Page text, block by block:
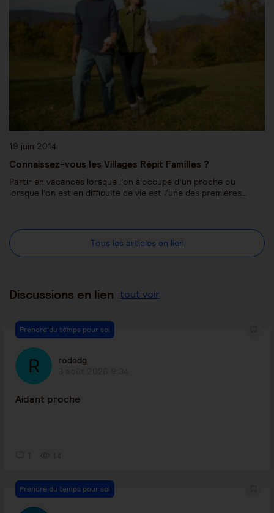
19 juin 2014
Connaissez-vous les Villages Répit Familles ?
Partir en vacances lorsque l’on s’occupe d’un proche ou
lorsque l’on est en difficulté de vie est l’une des premières…
Tous les articles en lien
Discussions en lien tout voir
Prendre du temps pour soi
rodedg
Aidant proche
Prendre du temps pour soi